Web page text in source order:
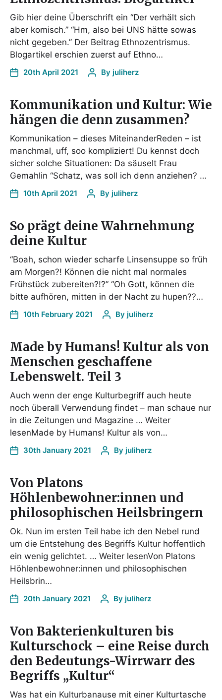
Gib hier deine Überschrift ein “Der verhält sich
aber komisch.” “Hm, also bei UNS hätte sowas
nicht gegeben.” Der Beitrag Ethnozentrismus.
Blogartikel erschien zuerst auf Ethno…
20th April 2021 By juliherz
Kommunikation und Kultur: Wie
hängen die denn zusammen?
Kommunikation – dieses MiteinanderReden – ist
manchmal, uff, soo kompliziert! Du kennst doch
sicher solche Situationen: Da säuselt Frau
Gemahlin “Schatz, was soll ich denn anziehen? …
10th April 2021 By juliherz
So prägt deine Wahrnehmung
deine Kultur
“Boah, schon wieder scharfe Linsensuppe so früh
am Morgen?! Können die nicht mal normales
Frühstück zubereiten?!?” “Oh Gott, können die
bitte aufhören, mitten in der Nacht zu hupen??…
10th February 2021 By juliherz
Made by Humans! Kultur als von
Menschen geschaffene
Lebenswelt. Teil 3
Auch wenn der enge Kulturbegriff auch heute
noch überall Verwendung findet – man schaue nur
in die Zeitungen und Magazine … Weiter
lesenMade by Humans! Kultur als von…
30th January 2021 By juliherz
Von Platons
Höhlenbewohner:innen und
philosophischen Heilsbringern
Ok. Nun im ersten Teil habe ich den Nebel rund
um die Entstehung des Begriffs Kultur hoffentlich
ein wenig gelichtet. … Weiter lesenVon Platons
Höhlenbewohner:innen und philosophischen
Heilsbrin…
20th January 2021 By juliherz
Von Bakterienkulturen bis
Kulturschock – eine Reise durch
den Bedeutungs-Wirrwarr des
Begriffs „Kultur“
Was hat ein Kulturbanause mit einer Kulturtasche